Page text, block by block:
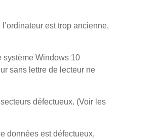
est trop ancienne,
système Windows 10
sans lettre de lecteur ne
défectueux. (Voir les
données est défectueux,